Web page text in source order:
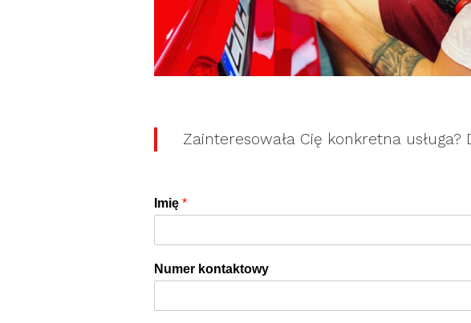
Zainteresowała Cię konkretna
Imię *
Numer kontaktowy